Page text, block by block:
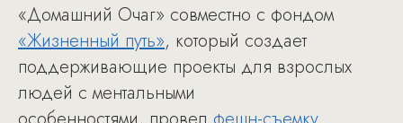
«Домашний Очаг» совместно с фондом
«Жизненный путь», который создает
поддерживающие проекты для взрослых
людей с ментальными